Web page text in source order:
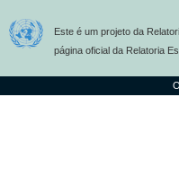
Este é um projeto da
página oficial da Relatoria